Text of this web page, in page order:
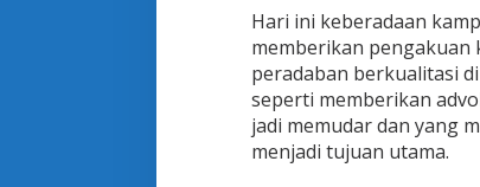
Hari ini keberadaan
memberikan pengakuan
peradaban berkualitasi
seperti memberikan
jadi memudar dan yang
menjadi tujuan utama.